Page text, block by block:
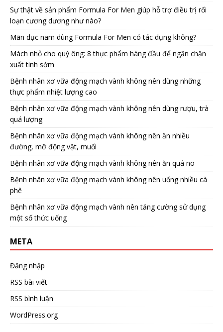
Sự thật về sản phẩm Formula For Men giúp hỗ trợ điều trị rối
loạn cương dương như nào?
Mãn dục nam dùng Formula For Men có tác dụng không?
Mách nhỏ cho quý ông: 8 thực phẩm hàng đầu để ngăn chặn
xuất tinh sớm
Bệnh nhân xơ vữa động mạch vành không nên dùng những
thực phẩm nhiệt lượng cao
Bệnh nhân xơ vữa động mạch vành không nên dùng rượu, trà
quá lượng
Bệnh nhân xơ vữa động mạch vành không nên ăn nhiều
đường, mỡ động vật, muối
Bệnh nhân xơ vữa động mạch vành không nên ăn quá no
Bệnh nhân xơ vữa động mạch vành không nên uống nhiều cà
phê
Bệnh nhân xơ vữa động mạch vành nên tăng cường sử dụng
một số thức uống
META
Đăng nhập
RSS bài viết
RSS bình luận
WordPress.org